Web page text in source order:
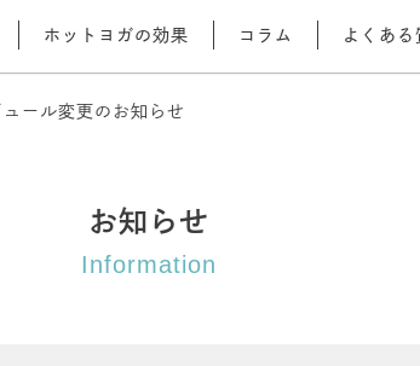
ホットヨガの効果 コラム よくある
ール変更のお知らせ
お知らせ
Information